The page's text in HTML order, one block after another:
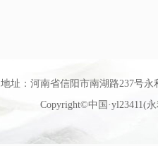
地址：河南省信阳市南湖路237号永
Copyright©中国·yl23411(